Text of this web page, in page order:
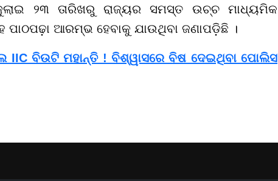
୨୩ ତାରିଖରୁ ରାଜ୍ୟର ସମସ୍ତ ଉଚ୍ଚ ମାଧ୍ୟମିକ
ଆରମ୍ଭ ହେବାକୁ ଯାଉଥିବା ଜଣାପଡ଼ିଛି ।
ବିଉଟି ମହାନ୍ତି ! ବିଶ୍ୱାସରେ ବିଷ ଦେଇଥିବା ପୋଲିସ